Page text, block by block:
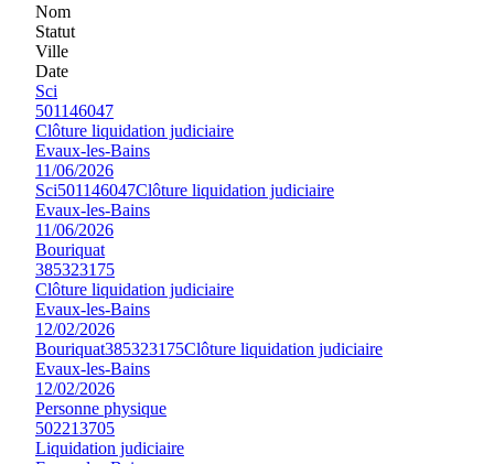
Nom
Statut
Ville
Date
Sci
501146047
Clôture liquidation judiciaire
Evaux-les-Bains
11/06/2026
Sci501146047Clôture liquidation judiciaire
Evaux-les-Bains
11/06/2026
Bouriquat
385323175
Clôture liquidation judiciaire
Evaux-les-Bains
12/02/2026
Bouriquat385323175Clôture liquidation judiciaire
Evaux-les-Bains
12/02/2026
Personne physique
502213705
Liquidation judiciaire